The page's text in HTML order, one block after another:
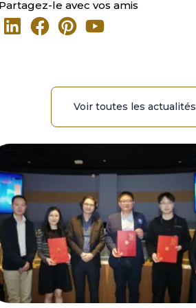
le avec vos amis
Voir toutes les actualités